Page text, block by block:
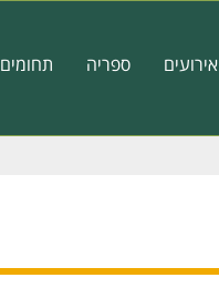
אירועים ספריה תחומים